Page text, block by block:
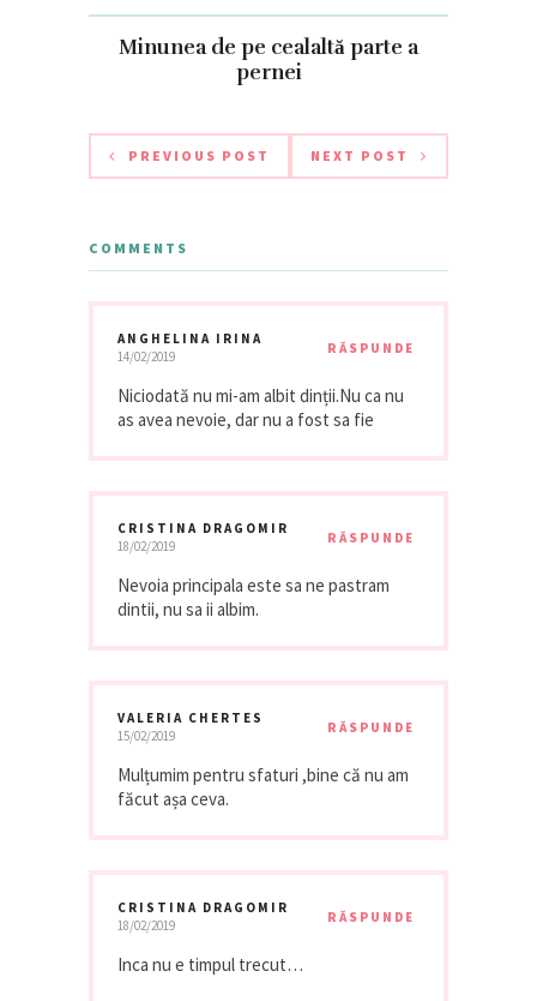
Minunea de pe cealaltă parte a
pernei
PREVIOUS POST NEXT POST
COMMENTS
ANGHELINA IRINA
14/02/2019
RĂSPUNDE
Niciodată nu mi-am albit dinții.Nu ca nu
as avea nevoie, dar nu a fost sa fie
CRISTINA DRAGOMIR
18/02/2019
RĂSPUNDE
Nevoia principala este sa ne pastram
dintii, nu sa ii albim.
VALERIA CHERTES
15/02/2019
RĂSPUNDE
Mulțumim pentru sfaturi ,bine că nu am
făcut așa ceva.
CRISTINA DRAGOMIR
18/02/2019
RĂSPUNDE
Inca nu e timpul trecut…